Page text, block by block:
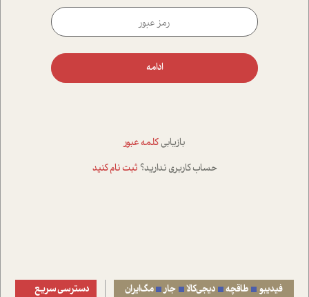
ادامه
بازیابی کلمه عبور
حساب کاربری ندارید؟ ثبت نام کنید
فیدیبو طاقچه دیجی‌کالا جار مگ‌ایران دسترسی سریع